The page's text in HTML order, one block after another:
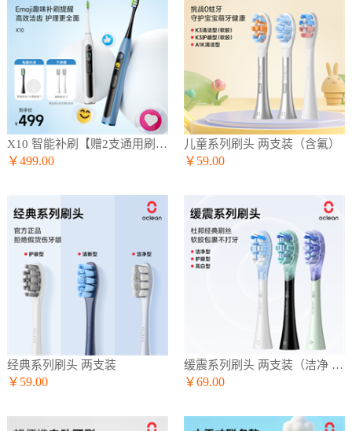
X10 智能补刷【赠2支通用刷头】
￥499.00
儿童系列刷头 两支装（含氟）
￥59.00
经典系列刷头 两支装
￥59.00
缓震系列刷头 两支装（洁净 护龈 亮白）
￥69.00